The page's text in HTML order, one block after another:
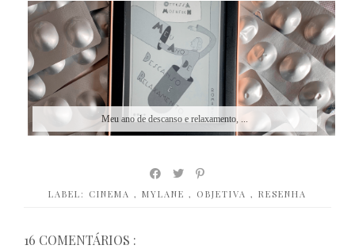
Meu ano de descanso e relaxamento, ...
LABEL: CINEMA , MYLANE , OBJETIVA , RESENHA
16 COMENTÁRIOS :